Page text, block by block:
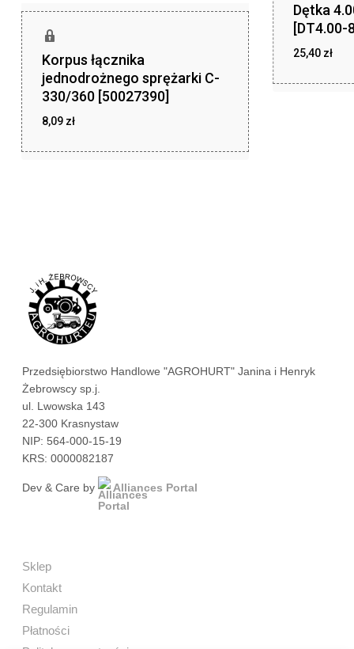
Korpus łącznika
jednodrożnego sprężarki C-
330/360 [50027390]
8,09 zł
Dętka
[DT4.00-
25,40 zł
Przedsiębiorstwo Handlowe "AGROHURT" Janina i Henryk
Żebrowscy sp.j.
ul. Lwowska 143
22-300 Krasnystaw
NIP: 564-000-15-19
KRS: 0000082187
Dev & Care by Alliances Portal
Sklep
Kontakt
Regulamin
Płatności